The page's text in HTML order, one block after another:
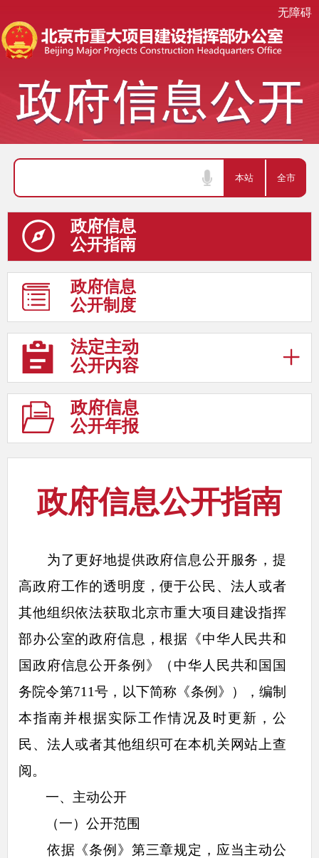
无障碍
政府信息
公开指南
政府信息
公开制度
法定主动
公开内容
政府信息
公开年报
政府信息公开指南
为了更好地提供政府信息公开服务，提
高政府工作的透明度，便于公民、法人或者
其他组织依法获取北京市重大项目建设指挥
部办公室的政府信息，根据《中华人民共和
国政府信息公开条例》（中华人民共和国国
务院令第711号，以下简称《条例》），编制
本指南并根据实际工作情况及时更新，公
民、法人或者其他组织可在本机关网站上查
阅。
一、主动公开
（一）公开范围
依据《条例》第三章规定，应当主动公